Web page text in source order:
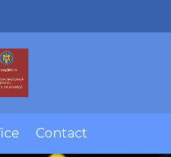
Contact